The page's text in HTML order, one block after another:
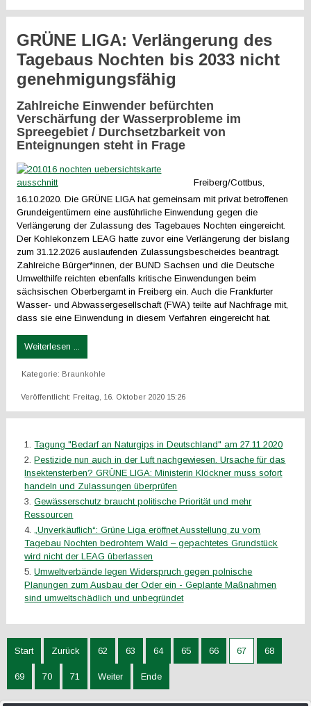
GRÜNE LIGA: Verlängerung des
Tagebaus Nochten bis 2033 nicht
genehmigungsfähig
Zahlreiche Einwender befürchten
Verschärfung der Wasserprobleme im
Spreegebiet / Durchsetzbarkeit von
Enteignungen steht in Frage
Freiberg/Cottbus,
16.10.2020. Die GRÜNE LIGA hat gemeinsam mit privat betroffenen
Grundeigentümern eine ausführliche Einwendung gegen die
Verlängerung der Zulassung des Tagebaues Nochten eingereicht.
Der Kohlekonzern LEAG hatte zuvor eine Verlängerung der bislang
zum 31.12.2026 auslaufenden Zulassungsbescheides beantragt.
Zahlreiche Bürger*innen, der BUND Sachsen und die Deutsche
Umwelthilfe reichten ebenfalls kritische Einwendungen beim
sächsischen Oberbergamt in Freiberg ein. Auch die Frankfurter
Wasser- und Abwassergesellschaft (FWA) teilte auf Nachfrage mit,
dass sie eine Einwendung in diesem Verfahren eingereicht hat.
Weiterlesen ...
Kategorie: Braunkohle
Veröffentlicht: Freitag, 16. Oktober 2020 15:26
Tagung "Bedarf an Naturgips in Deutschland" am 27.11.2020
Pestizide nun auch in der Luft nachgewiesen. Ursache für das
Insektensterben? GRÜNE LIGA: Ministerin Klöckner muss sofort
handeln und Zulassungen überprüfen
Gewässerschutz braucht politische Priorität und mehr
Ressourcen
„Unverkäuflich“: Grüne Liga eröffnet Ausstellung zu vom
Tagebau Nochten bedrohtem Wald – gepachtetes Grundstück
wird nicht der LEAG überlassen
Umweltverbände legen Widerspruch gegen polnische
Planungen zum Ausbau der Oder ein - Geplante Maßnahmen
sind umweltschädlich und unbegründet
Start Zurück 62 63 64 65 66 67 68
69 70 71 Weiter Ende